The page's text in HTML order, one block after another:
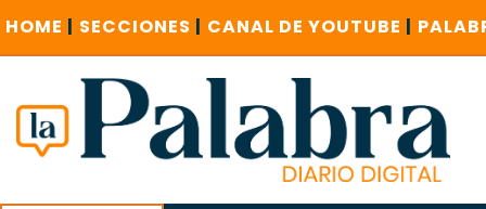
HOME | SECCIONES | CANAL DE YOUTUBE |